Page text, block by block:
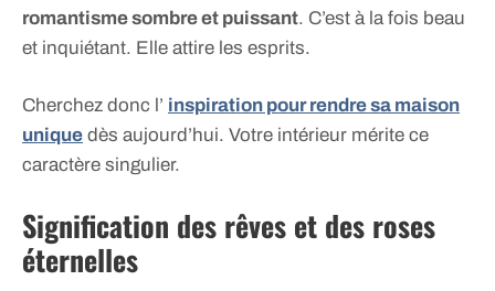
romantisme sombre et puissant. C’est à la fois beau
et inquiétant. Elle attire les esprits.
Cherchez donc l’ inspiration pour rendre sa maison
unique dès aujourd’hui. Votre intérieur mérite ce
caractère singulier.
Signification des rêves et des roses
éternelles